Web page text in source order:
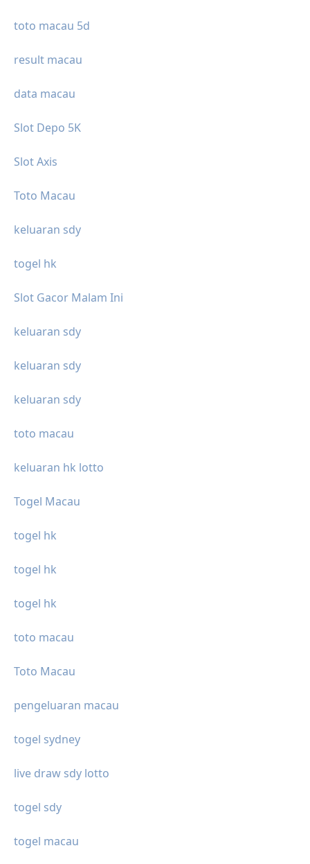
toto macau 5d
result macau
data macau
Slot Depo 5K
Slot Axis
Toto Macau
keluaran sdy
togel hk
Slot Gacor Malam Ini
keluaran sdy
keluaran sdy
keluaran sdy
toto macau
keluaran hk lotto
Togel Macau
togel hk
togel hk
togel hk
toto macau
Toto Macau
pengeluaran macau
togel sydney
live draw sdy lotto
togel sdy
togel macau